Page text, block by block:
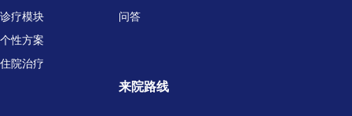
诊疗模块
个性方案
住院治疗
问答
来院路线